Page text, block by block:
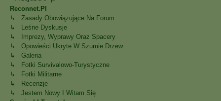
Reconnet.pl
↳ Zasady Obowiązujące Na Forum
↳ Leśne Dyskusje
↳ Imprezy, Wyprawy Oraz Spacery
↳ Opowieści Ukryte W Szumie Drzew
↳ Galeria
↳ Fotki Survivalowo-Turystyczne
↳ Fotki Militarne
↳ Recenzje
↳ Jestem Nowy I Witam Się